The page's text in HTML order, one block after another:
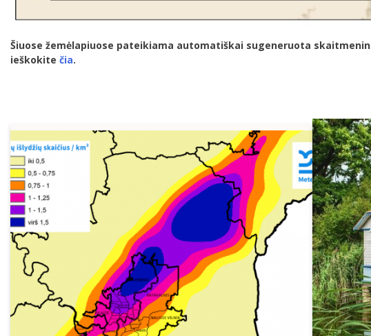
Šiuose žemėlapiuose pateikiama automatiškai sugeneruota
ieškokite čia.